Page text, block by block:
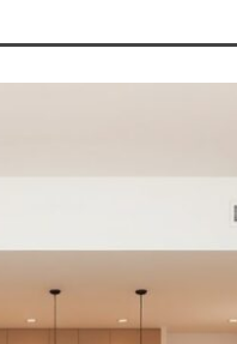
– praktyczne porady